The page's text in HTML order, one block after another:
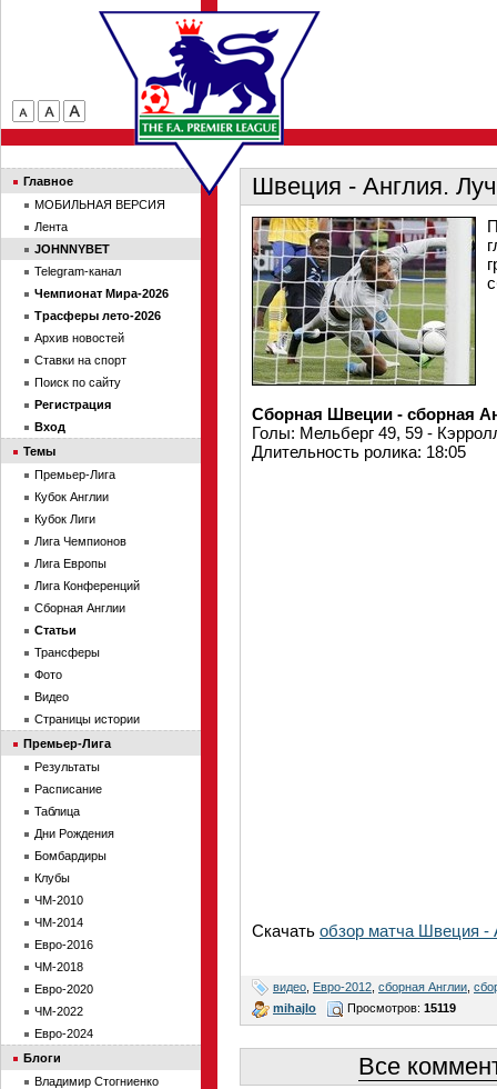
Швеция - Англия.
Сборная Швеции - сборная
Голы: Мельберг 49, 59 -
Длительность ролика: 18:05
Скачать обзор матча Швеция -
видео Евро-2012 сборная Англии
mihajlo
Просмотров: 15119
Все
Главное
МОБИЛЬНАЯ ВЕРСИЯ
Лента
JOHNNYBET
Telegram-канал
Чемпионат Мира-2026
Трасферы лето-2026
Архив новостей
Ставки на спорт
Поиск по сайту
Регистрация
Вход
Темы
Премьер-Лига
Кубок Англии
Кубок Лиги
Лига Чемпионов
Лига Европы
Лига Конференций
Сборная Англии
Статьи
Трансферы
Фото
Видео
Страницы истории
Премьер-Лига
Результаты
Расписание
Таблица
Дни Рождения
Бомбардиры
Клубы
ЧМ-2010
ЧМ-2014
Евро-2016
ЧМ-2018
Евро-2020
ЧМ-2022
Евро-2024
Блоги
Владимир Стогниенко